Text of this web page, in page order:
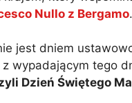
Nullo z Bergamo.
jest dniem
tego
Dzień Świętego